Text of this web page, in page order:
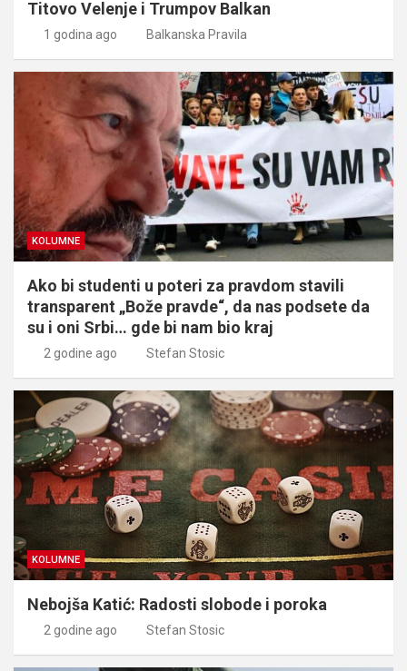
Titovo Velenje i Trumpov Balkan
1 godina ago Balkanska Pravila
KOLUMNE
Ako bi studenti u poteri za pravdom stavili
transparent „Bože pravde“, da nas podsete da
su i oni Srbi… gde bi nam bio kraj
2 godine ago Stefan Stosic
KOLUMNE
Nebojša Katić: Radosti slobode i poroka
2 godine ago Stefan Stosic